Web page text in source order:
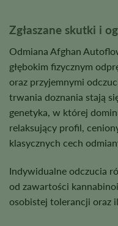
Zgłaszane skutki i
Odmiana Afghan
głębokim fizycznym
oraz przyjemnymi
trwania doznania stają
genetyka, w której
relaksujący profil,
klasycznych cech
Indywidualne odczucia
od zawartości
osobistej tolerancji oraz